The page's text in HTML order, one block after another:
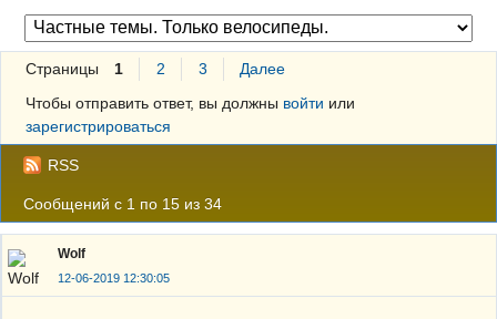
Страницы 1 2 3
Далее
Чтобы отправить ответ, вы должны войти или
зарегистрироваться
RSS
Сообщений с 1 по 15 из 34
Wolf
12-06-2019 12:30:05